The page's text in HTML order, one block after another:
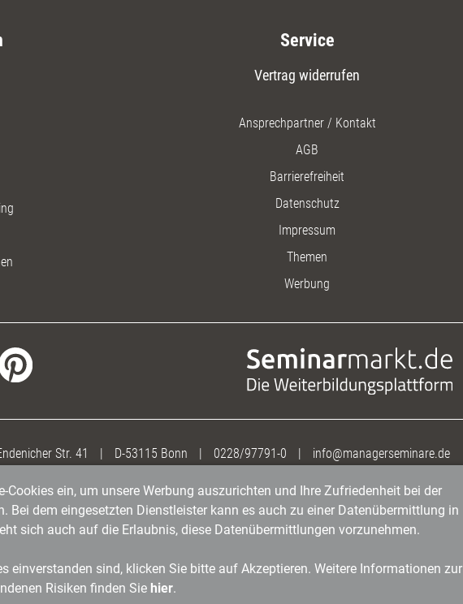
Service
Vertrag widerrufen
Ansprechpartner / Kontakt
AGB
Barrierefreiheit
Datenschutz
Impressum
Themen
Werbung
Str. 41 | D-53115 Bonn | 0228/97791-0 | info@managerseminare.de
ein, um unsere Werbung auszurichten und Ihre Zufriedenheit bei der
Bei dem eingesetzten Dienstleister kann es auch zu einer Datenübermittlung in
sich auch auf die Erlaubnis, diese Datenübermittlungen vorzunehmen.
einverstanden sind, klicken Sie bitte auf Akzeptieren. Weitere Informationen zur
Risiken finden Sie hier.